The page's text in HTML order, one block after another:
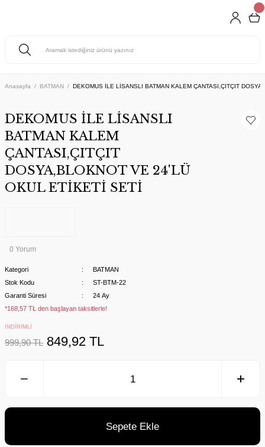
Anasayfa BATMAN DEKOMUS İLE LİSANSLI BATMAN KALEM ÇANTASI,ÇITÇIT
DEKOMUS İLE LİSANSLI
BATMAN KALEM
ÇANTASI,ÇITÇIT
DOSYA,BLOKNOT VE 24'LÜ
OKUL ETİKETİ SETİ
0 Yorum
Kategori
BATMAN
Stok Kodu
ST-BTM-22
Garanti Süresi
24 Ay
*168,57 TL den başlayan taksitlerle!
İNDİRİMLİ
999,90 TL 849,92 TL
Sepete Ekle